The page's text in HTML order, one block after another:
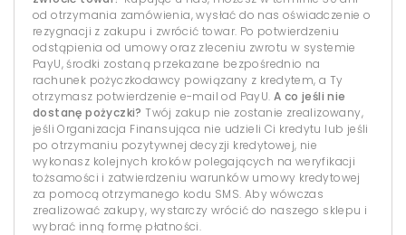
od otrzymania zamówienia, wysłać do nas oświadczenie o
rezygnacji z zakupu i zwrócić towar. Po potwierdzeniu
odstąpienia od umowy oraz zleceniu zwrotu w systemie
PayU, środki zostaną przekazane bezpośrednio na
rachunek pożyczkodawcy powiązany z kredytem, a Ty
otrzymasz potwierdzenie e-mail od PayU. A co jeśli nie
dostanę pożyczki? Twój zakup nie zostanie zrealizowany,
jeśli Organizacja Finansująca nie udzieli Ci kredytu lub jeśli
po otrzymaniu pozytywnej decyzji kredytowej, nie
wykonasz kolejnych kroków polegających na weryfikacji
tożsamości i zatwierdzeniu warunków umowy kredytowej
za pomocą otrzymanego kodu SMS. Aby wówczas
zrealizować zakupy, wystarczy wrócić do naszego sklepu i
wybrać inną formę płatności.